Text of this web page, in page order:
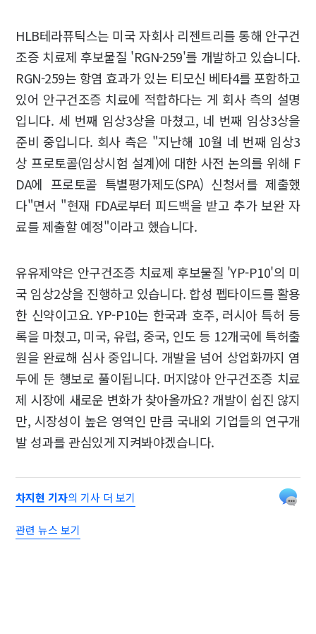
HLB테라퓨틱스는 미국 자회사 리젠트리를 통해 안구건
조증 치료제 후보물질 'RGN-259'를 개발하고 있습니다.
RGN-259는 항염 효과가 있는 티모신 베타4를 포함하고
있어 안구건조증 치료에 적합하다는 게 회사 측의 설명
입니다. 세 번째 임상3상을 마쳤고, 네 번째 임상3상을
준비 중입니다. 회사 측은 "지난해 10월 네 번째 임상3
상 프로토콜(임상시험 설계)에 대한 사전 논의를 위해 F
DA에 프로토콜 특별평가제도(SPA) 신청서를 제출했
다"면서 "현재 FDA로부터 피드백을 받고 추가 보완 자
료를 제출할 예정"이라고 했습니다.
유유제약은 안구건조증 치료제 후보물질 'YP-P10'의 미
국 임상2상을 진행하고 있습니다. 합성 펩타이드를 활용
한 신약이고요. YP-P10는 한국과 호주, 러시아 특허 등
록을 마쳤고, 미국, 유럽, 중국, 인도 등 12개국에 특허출
원을 완료해 심사 중입니다. 개발을 넘어 상업화까지 염
두에 둔 행보로 풀이됩니다. 머지않아 안구건조증 치료
제 시장에 새로운 변화가 찾아올까요? 개발이 쉽진 않지
만, 시장성이 높은 영역인 만큼 국내외 기업들의 연구개
발 성과를 관심있게 지켜봐야겠습니다.
차지현 기자의 기사 더 보기
관련 뉴스 보기